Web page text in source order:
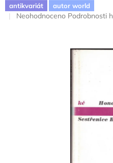
antikvariát autor world
Průměrné
Neohodnoceno Podrobnosti